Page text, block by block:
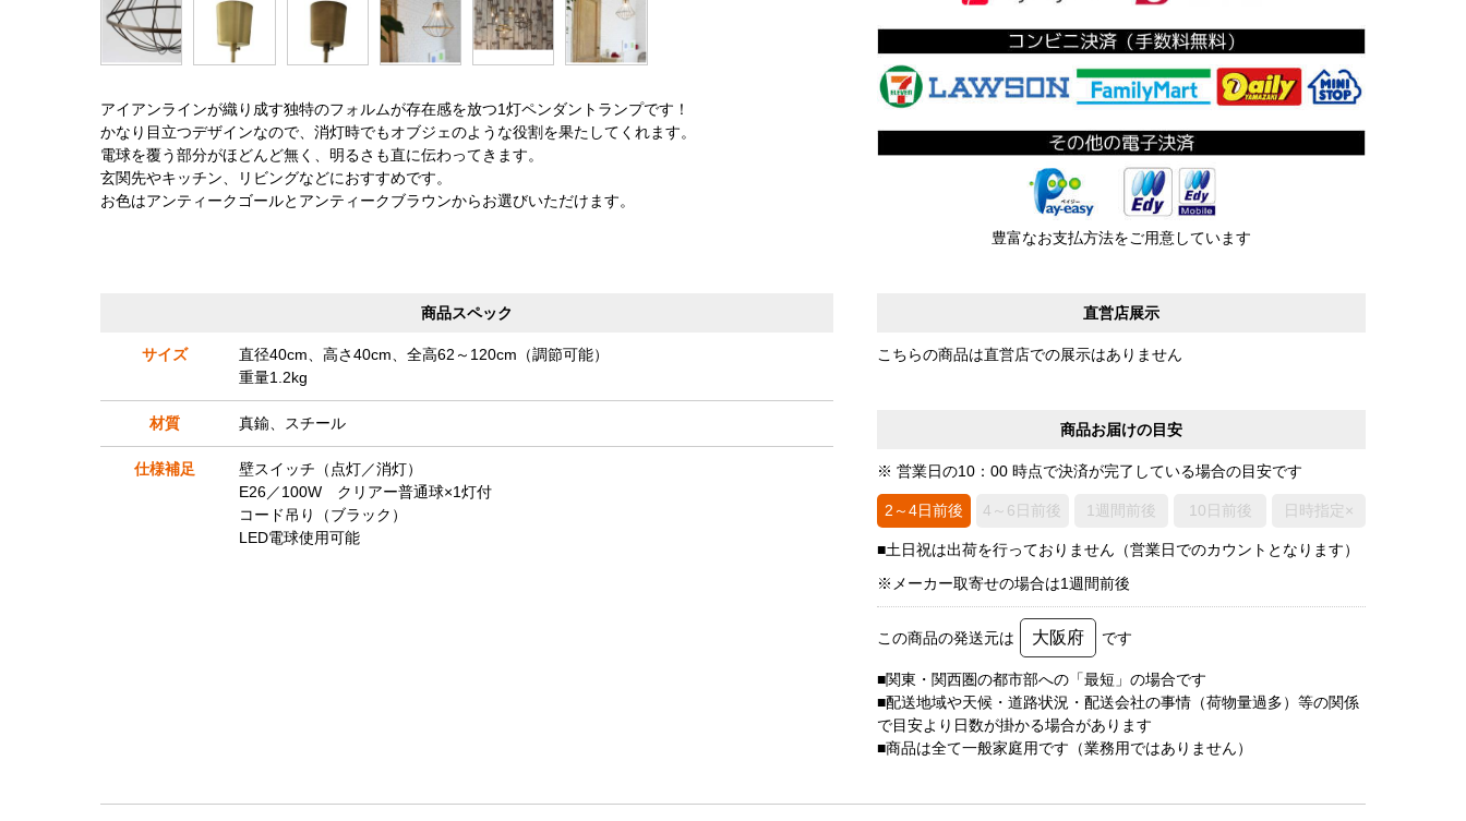
アイアンラインが織り成す独特のフォルムが存在感を放つ1灯ペンダントランプです！
かなり目立つデザインなので、消灯時でもオブジェのような役割を果たしてくれます。
電球を覆う部分がほどんど無く、明るさも直に伝わってきます。
玄関先やキッチン、リビングなどにおすすめです。
お色はアンティークゴールとアンティークブラウンからお選びいただけます。
豊富なお支払方法をご用意しています
直営店展示
こちらの商品は直営店での展示はありません
商品お届けの目安
※ 営業日の10：00 時点で決済が完了している場合の目安です
2～4日前後 4～6日前後 1週間前後 10日前後 日時指定×
■土日祝は出荷を行っておりません（営業日でのカウントとなります）
※メーカー取寄せの場合は1週間前後
この商品の発送元は 大阪府 です
■関東・関西圏の都市部への「最短」の場合です
■配送地域や天候・道路状況・配送会社の事情（荷物量過多）等の関係
で目安より日数が掛かる場合があります
■商品は全て一般家庭用です（業務用ではありません）
商品スペック
サイズ
直径40cm、高さ40cm、全高62～120cm（調節可能）
重量1.2kg
材質 真鍮、スチール
仕様補足
壁スイッチ（点灯／消灯）
E26／100W クリアー普通球×1灯付
コード吊り（ブラック）
LED電球使用可能